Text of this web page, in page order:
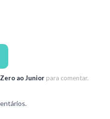
ao Junior para comentar.